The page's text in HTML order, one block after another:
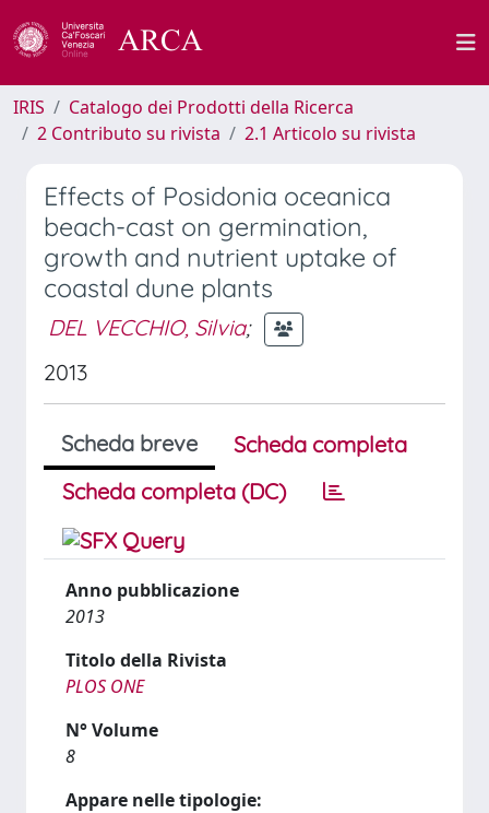
IRIS
Catalogo dei Prodotti della Ricerca
2 Contributo su rivista
2.1 Articolo su rivista
Effects of Posidonia oceanica
beach-cast on germination,
growth and nutrient uptake of
coastal dune plants
DEL VECCHIO, Silvia;
2013
Scheda breve
Scheda completa
Scheda completa (DC)
Anno pubblicazione
2013
Titolo della Rivista
PLOS ONE
N° Volume
8
Appare nelle tipologie: